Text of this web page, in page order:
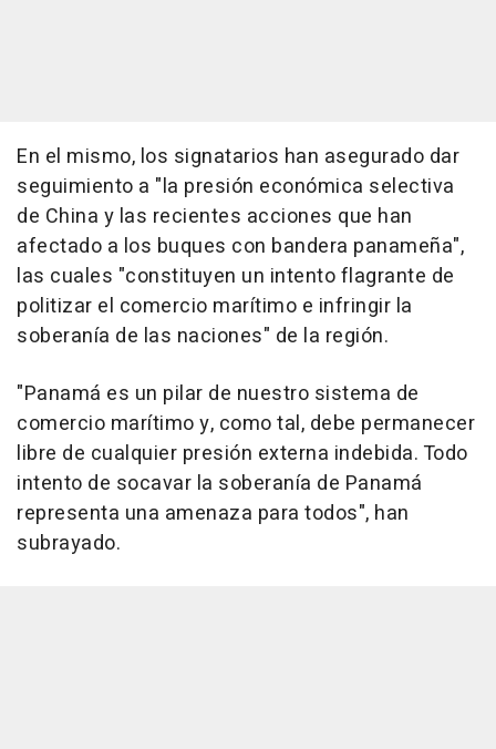
En el mismo, los signatarios han asegurado dar
seguimiento a "la presión económica selectiva
de China y las recientes acciones que han
afectado a los buques con bandera panameña",
las cuales "constituyen un intento flagrante de
politizar el comercio marítimo e infringir la
soberanía de las naciones" de la región.
"Panamá es un pilar de nuestro sistema de
comercio marítimo y, como tal, debe permanecer
libre de cualquier presión externa indebida. Todo
intento de socavar la soberanía de Panamá
representa una amenaza para todos", han
subrayado.